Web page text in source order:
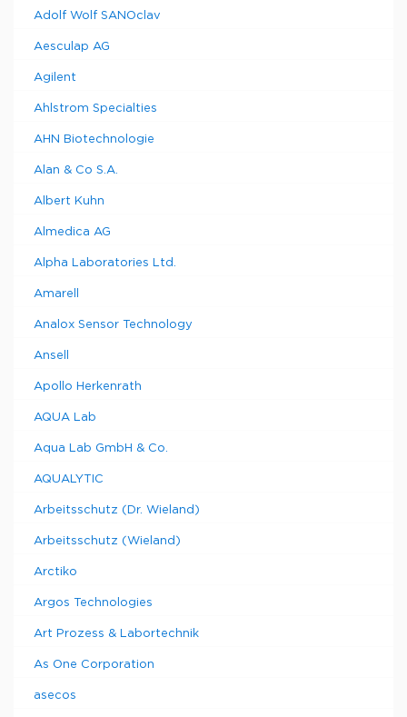
Adolf Wolf SANOclav
Aesculap AG
Agilent
Ahlstrom Specialties
AHN Biotechnologie
Alan & Co S.A.
Albert Kuhn
Almedica AG
Alpha Laboratories Ltd.
Amarell
Analox Sensor Technology
Ansell
Apollo Herkenrath
AQUA Lab
Aqua Lab GmbH & Co.
AQUALYTIC
Arbeitsschutz (Dr. Wieland)
Arbeitsschutz (Wieland)
Arctiko
Argos Technologies
Art Prozess & Labortechnik
As One Corporation
asecos